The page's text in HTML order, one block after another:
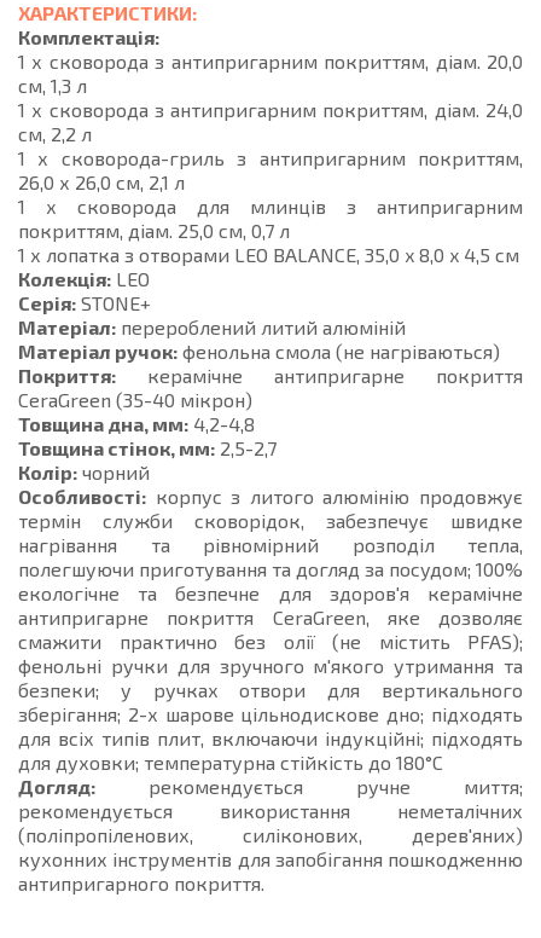
ХАРАКТЕРИСТИКИ:
Комплектація:
1 х сковорода з антипригарним покриттям, діам. 20,0
см, 1,3 л
1 х сковорода з антипригарним покриттям, діам. 24,0
см, 2,2 л
1 х сковорода-гриль з антипригарним покриттям,
26,0 х 26,0 см, 2,1 л
1 х сковорода для млинців з антипригарним
покриттям, діам. 25,0 см, 0,7 л
1 х лопатка з отворами LEO BALANCE, 35,0 x 8,0 x 4,5 см
Колекція: LEO
Серія: STONE+
Матеріал: перероблений литий алюміній
Матеріал ручок: фенольна смола (не нагріваються)
Покриття: керамічне антипригарне покриття
CeraGreen (35-40 мікрон)
Товщина дна, мм: 4,2-4,8
Товщина стінок, мм: 2,5-2,7
Колір: чорний
Особливості: корпус з литого алюмінію продовжує
термін служби сковорідок, забезпечує швидке
нагрівання та рівномірний розподіл тепла,
полегшуючи приготування та догляд за посудом; 100%
екологічне та безпечне для здоров'я керамічне
антипригарне покриття CeraGreen, яке дозволяє
смажити практично без олії (не містить PFAS);
фенольні ручки для зручного м'якого утримання та
безпеки; у ручках отвори для вертикального
зберігання; 2-х шарове цільнодискове дно; підходять
для всіх типів плит, включаючи індукційні; підходять
для духовки; температурна стійкість до 180°C
Догляд: рекомендується ручне миття;
рекомендується використання неметалічних
(поліпропіленових, силіконових, дерев'яних)
кухонних інструментів для запобігання пошкодженню
антипригарного покриття.